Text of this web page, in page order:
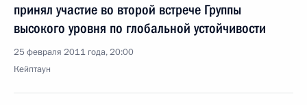
принял участие во второй встрече Группы
высокого уровня по глобальной устойчивости
25 февраля 2011 года, 20:00
Кейптаун